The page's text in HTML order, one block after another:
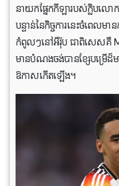
នាយកផ្នែកកីឡារបស់ក្លិបលោ
បន្ទាន់នៃកិច្ចការនេះចំពេលមា
កំពូលៗនៅអឺរ៉ុប ជាពិសេសគឺ
មានបំណងចង់បានខ្សែបម្រើដ៏
ឱកាសកើតឡើង។